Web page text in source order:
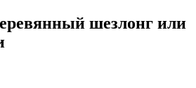
шезлонг или